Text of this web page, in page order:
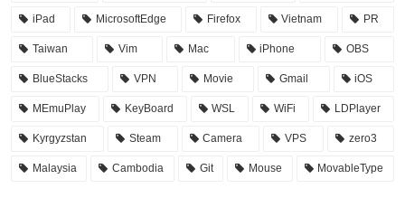
iPad MicrosoftEdge Firefox Vietnam PR
Taiwan Vim Mac iPhone OBS
BlueStacks VPN Movie Gmail iOS
MEmuPlay KeyBoard WSL WiFi LDPlayer
Kyrgyzstan Steam Camera VPS zero3
Malaysia Cambodia Git Mouse MovableType